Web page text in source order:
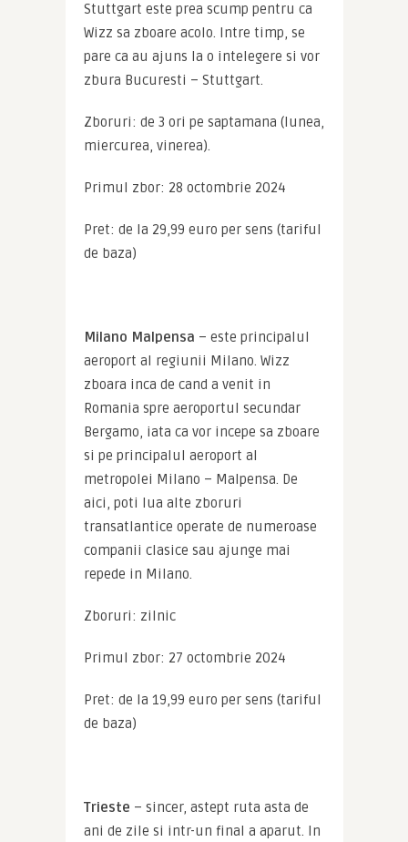
Stuttgart este prea scump pentru ca
Wizz sa zboare acolo. Intre timp, se
pare ca au ajuns la o intelegere si vor
zbura Bucuresti – Stuttgart.
Zboruri: de 3 ori pe saptamana (lunea,
miercurea, vinerea).
Primul zbor: 28 octombrie 2024
Pret: de la 29,99 euro per sens (tariful
de baza)
Milano Malpensa – este principalul
aeroport al regiunii Milano. Wizz
zboara inca de cand a venit in
Romania spre aeroportul secundar
Bergamo, iata ca vor incepe sa zboare
si pe principalul aeroport al
metropolei Milano – Malpensa. De
aici, poti lua alte zboruri
transatlantice operate de numeroase
companii clasice sau ajunge mai
repede in Milano.
Zboruri: zilnic
Primul zbor: 27 octombrie 2024
Pret: de la 19,99 euro per sens (tariful
de baza)
Trieste – sincer, astept ruta asta de
ani de zile si intr-un final a aparut. In